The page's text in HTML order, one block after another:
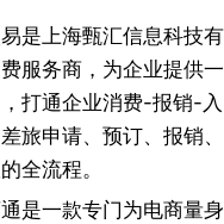
是上海甄汇信息科技
服务商，为企业提供
打通企业消费-报销-
旅申请、预订、报销
全流程。
是一款专门为电商量